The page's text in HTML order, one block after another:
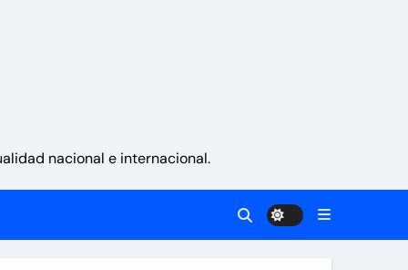
7 de agosto 2026
nacional e internacional.